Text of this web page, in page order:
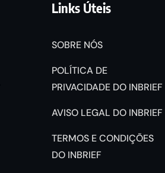
Links Úteis
SOBRE NÓS
POLÍTICA DE
PRIVACIDADE DO INBRIEF
AVISO LEGAL DO INBRIEF
TERMOS E CONDIÇÕES
DO INBRIEF